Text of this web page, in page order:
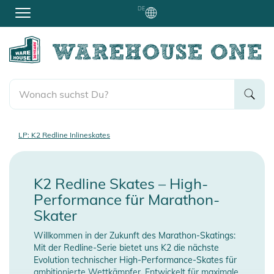
DE
LP: K2 Redline Inlineskates
K2 Redline Skates – High-
Performance für Marathon-
Skater
Willkommen in der Zukunft des Marathon-Skatings:
Mit der Redline-Serie bietet uns K2 die nächste
Evolution technischer High-Performance-Skates für